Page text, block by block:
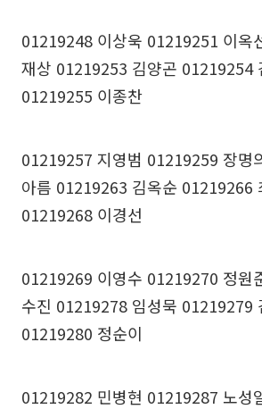
01219248 이상욱 01219251 이옥
재상 01219253 김양곤 01219254
01219255 이종찬
01219257 지영범 01219259 장명
아름 01219263 김옥순 01219266
01219268 이경선
01219269 이영수 01219270 정원
수진 01219278 임성묵 01219279
01219280 정순이
01219282 민병현 01219287 노성